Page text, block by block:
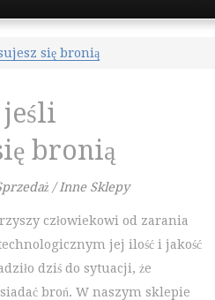
się bronią
bronią
/ Inne Sklepy
człowiekowi od zarania
jej ilość i jakość
dziś do sytuacji, że
broń. W naszym sklepie